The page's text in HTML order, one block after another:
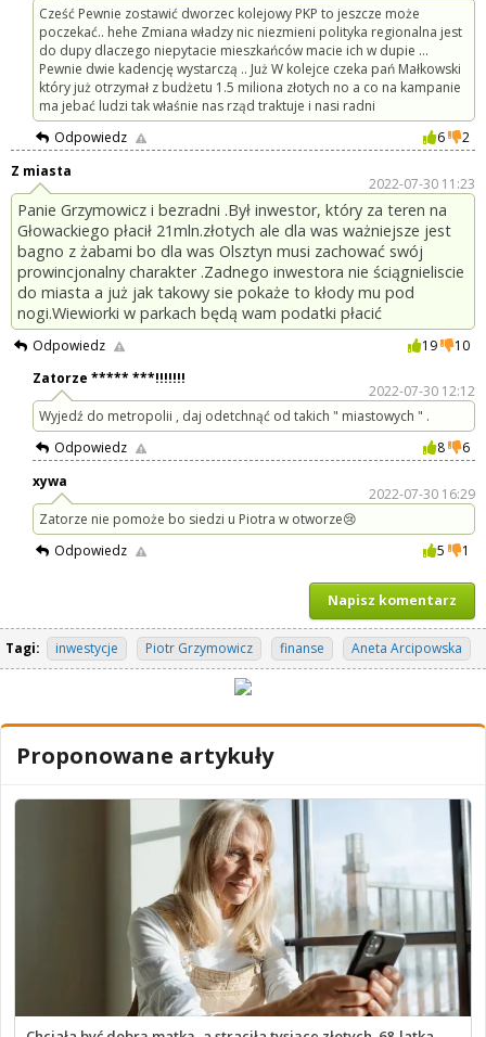
Cześć Pewnie zostawić dworzec kolejowy PKP to jeszcze może
poczekać.. hehe Zmiana władzy nic niezmieni polityka regionalna jest
do dupy dlaczego niepytacie mieszkańców macie ich w dupie ...
Pewnie dwie kadencję wystarczą .. Już W kolejce czeka pań Małkowski
który już otrzymał z budżetu 1.5 miliona złotych no a co na kampanie
ma jebać ludzi tak właśnie nas rząd traktuje i nasi radni
Odpowiedz
6
2
Z miasta
2022-07-30 11:23
Panie Grzymowicz i bezradni .Był inwestor, który za teren na
Głowackiego płacił 21mln.złotych ale dla was ważniejsze jest
bagno z żabami bo dla was Olsztyn musi zachować swój
prowincjonalny charakter .Zadnego inwestora nie ściągnieliscie
do miasta a już jak takowy sie pokaże to kłody mu pod
nogi.Wiewiorki w parkach będą wam podatki płacić
Odpowiedz 19
10
Zatorze ***** ***!!!!!!!
2022-07-30 12:12
Wyjedź do metropolii , daj odetchnąć od takich " miastowych " .
Odpowiedz
8
6
xywa
2022-07-30 16:29
Zatorze nie pomoże bo siedzi u Piotra w otworze😢
Odpowiedz
5 1
Napisz komentarz
Tagi: inwestycje Piotr Grzymowicz finanse Aneta Arcipowska
Proponowane artykuły